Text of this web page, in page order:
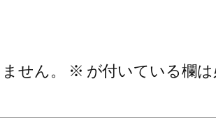
せん。
※ が付いている欄